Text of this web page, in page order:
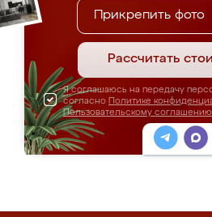
Прикрепить фото
Рассчитать
Я соглашаюсь на передачу
согласно Политике
Пользовательскому соглашению